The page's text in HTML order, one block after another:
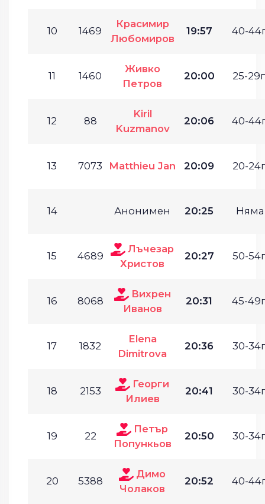
10 1469
Красимир
Любомиров
19:57 40-
11 1460
Живко
Петров
20:00 25-
12 88
Kiril
Kuzmanov
20:06 40-
13 7073 Matthieu Jan 20:09 20-
14 Анонимен 20:25 Няма
15 4689
Лъчезар
Христов
20:27 50-
16 8068
Вихрен
Иванов
20:31 45-
17 1832
Elena
Dimitrova
20:36 30-
18 2153
Георги
Илиев
20:41 30-
19 22
Петър
Попункьов
20:50 30-
20 5388
Димо
Чолаков
20:52 40-